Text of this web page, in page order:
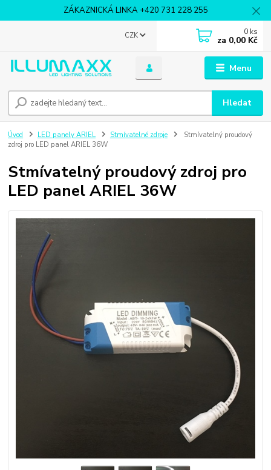
ZÁKAZNICKÁ LINKA +420 731 228 255
Menu
CZK
Hledat
0 ks
za 0,00 Kč
Úvod LED panely ARIEL Stmívatelné zdroje
Stmívatelný proudový
zdroj pro LED panel ARIEL 36W
Stmívatelný proudový zdroj pro
LED panel ARIEL 36W